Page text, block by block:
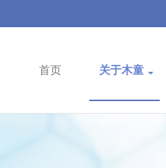
首页 关于木童